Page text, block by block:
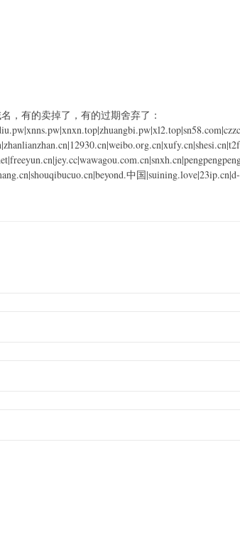
，有的卖掉了，有的过期舍弃了：
中国